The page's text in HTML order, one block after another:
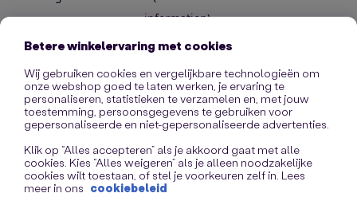
information).
Betere winkelervaring met cookies
Wij gebruiken cookies en vergelijkbare technologieën om
onze webshop goed te laten werken, je ervaring te
personaliseren, statistieken te verzamelen en, met jouw
toestemming, persoonsgegevens te gebruiken voor
gepersonaliseerde en niet-gepersonaliseerde advertenties.
Klik op “Alles accepteren” als je akkoord gaat met alle
cookies. Kies “Alles weigeren” als je alleen noodzakelijke
cookies wilt toestaan, of stel je voorkeuren zelf in. Lees
meer in ons cookiebeleid